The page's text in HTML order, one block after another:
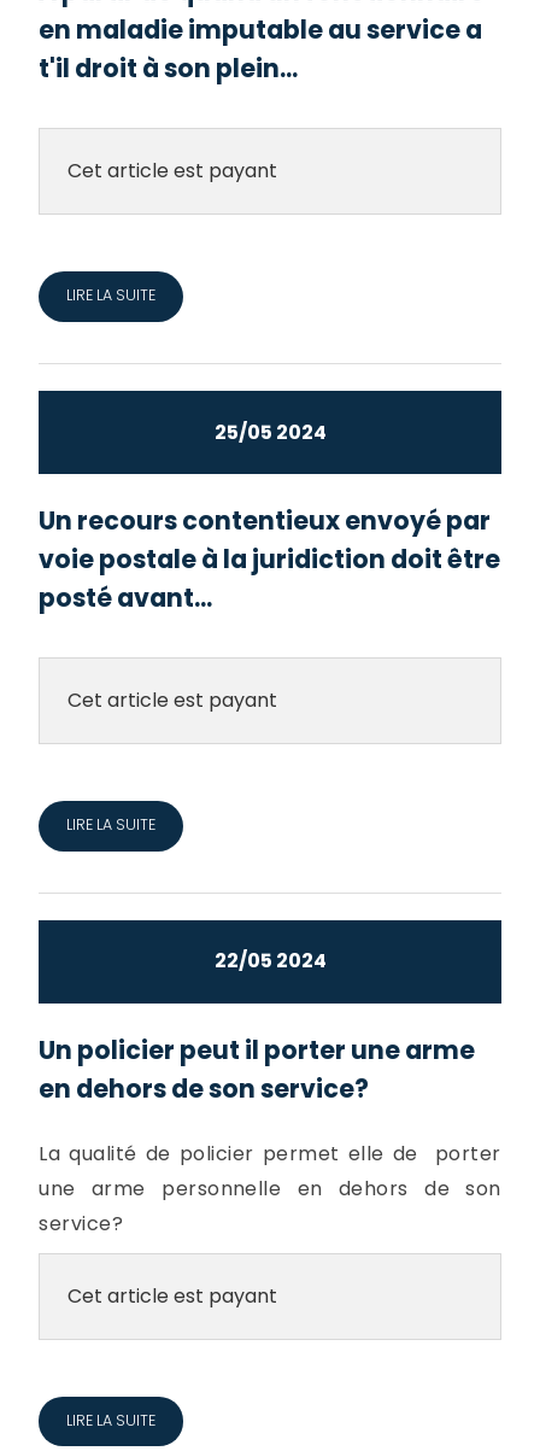
en maladie imputable au service a
t'il droit à son plein...
Cet article est payant
LIRE LA SUITE
25/05 2024
Un recours contentieux envoyé par
voie postale à la juridiction doit être
posté avant...
Cet article est payant
LIRE LA SUITE
22/05 2024
Un policier peut il porter une arme
en dehors de son service?
La qualité de policier permet elle de porter
une arme personnelle en dehors de son
service?
Cet article est payant
LIRE LA SUITE